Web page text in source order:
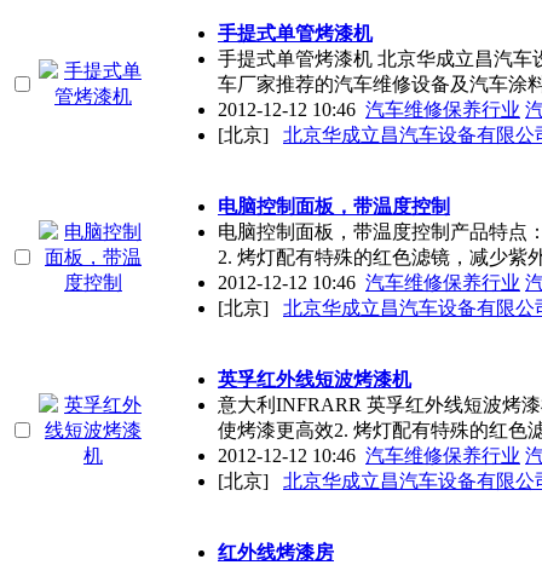
手提式单管烤漆机
手提式单管烤漆机 北京华成立昌汽
车厂家推荐的汽车维修设备及汽车涂
2012-12-12 10:46 汽车维修保养行业
[北京]
北京华成立昌汽车设备有限公
电脑控制面板，带温度控制
电脑控制面板，带温度控制产品特点
2. 烤灯配有特殊的红色滤镜，减少紫
2012-12-12 10:46 汽车维修保养行业
[北京]
北京华成立昌汽车设备有限公
英孚红外线短波烤漆机
意大利INFRARR 英孚红外线短波烤
使烤漆更高效2. 烤灯配有特殊的红色
2012-12-12 10:46 汽车维修保养行业
[北京]
北京华成立昌汽车设备有限公
红外线烤漆房